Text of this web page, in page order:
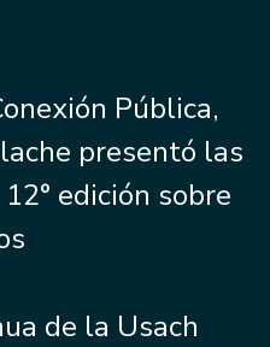
Pública,
presentó las
edición sobre
de la Usach